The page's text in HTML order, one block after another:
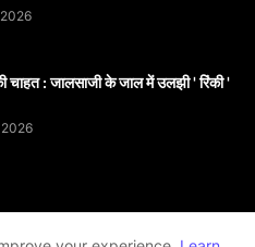
चाहत : जालसाजी के जाल में उलझी ' रिंकी '